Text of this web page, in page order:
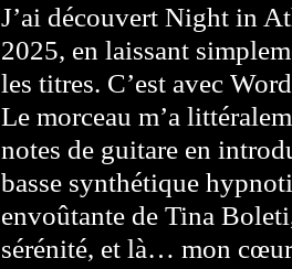
J’ai découvert Night in
2025, en laissant
les titres. C’est avec
Le morceau m’a
notes de guitare en
basse synthétique
envoûtante de Tina
sérénité, et là… mon